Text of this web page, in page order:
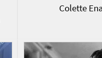
Colette